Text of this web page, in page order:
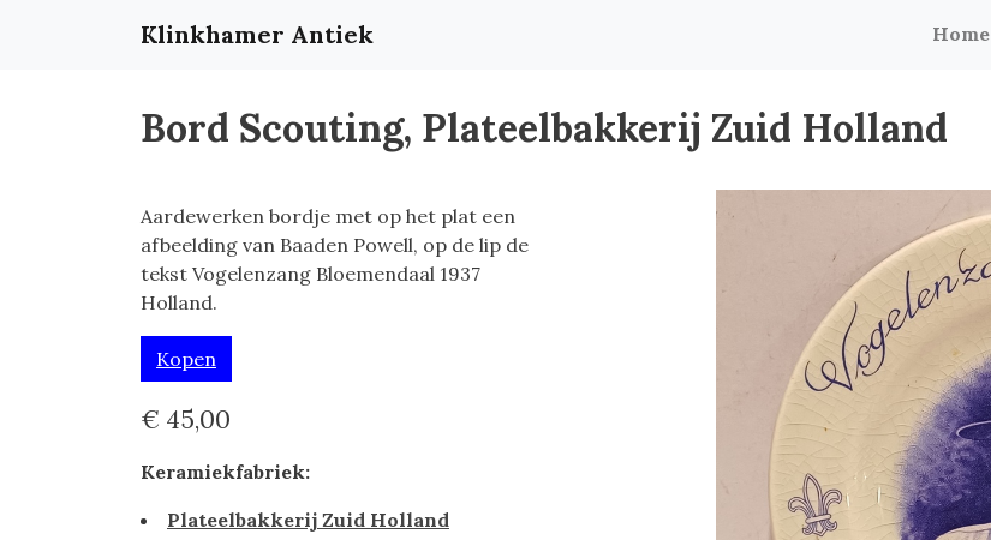
Klinkhamer Antiek Home
Bord Scouting, Plateelbakkerij Zuid Holland
Aardewerken bordje met op het plat een
afbeelding van Baaden Powell, op de lip de
tekst Vogelenzang Bloemendaal 1937
Holland.
Kopen
€ 45,00
Keramiekfabriek:
Plateelbakkerij Zuid Holland